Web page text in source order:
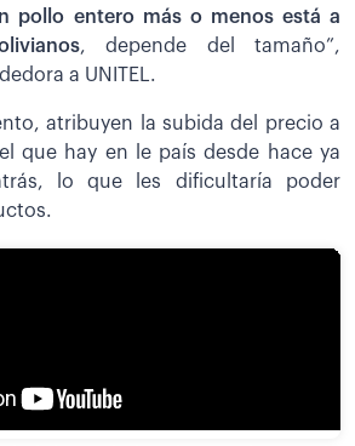
pollo entero más o menos está a
, depende del tamaño”,
a UNITEL.
atribuyen la subida del precio a
que hay en le país desde hace ya
lo que les dificultaría poder